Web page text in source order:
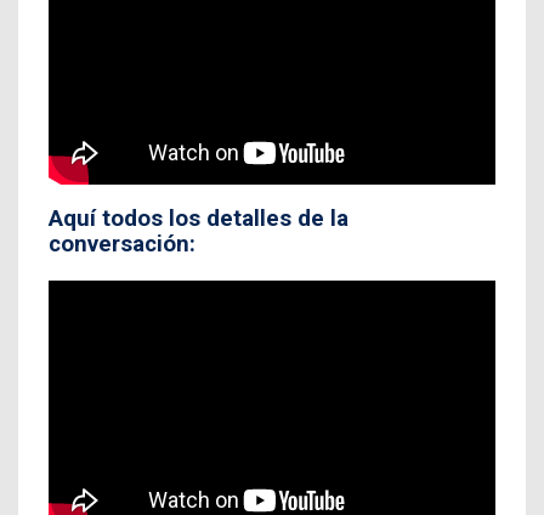
Aquí todos los detalles de la
conversación: